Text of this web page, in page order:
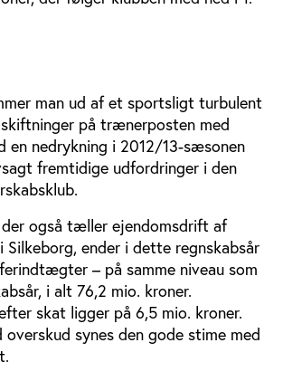
man ud af et sportsligt turbulent
på trænerposten med
en nedrykning i 2012/13-sæsonen
fremtidige udfordringer i den
også tæller ejendomsdrift af
Silkeborg, ender i dette regnskabsår
– på samme niveau som
i alt 76,2 mio. kroner.
skat ligger på 6,5 mio. kroner.
synes den gode stime med